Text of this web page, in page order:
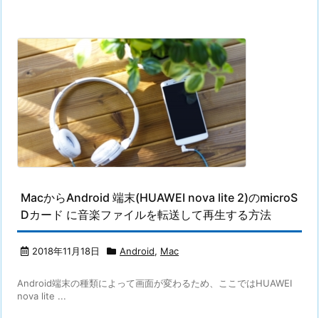
MacからAndroid 端末(HUAWEI nova lite 2)のmicroS
Dカード に音楽ファイルを転送して再生する方法
2018年11月18日 Android, Mac
Android端末の種類によって画面が変わるため、ここではHUAWEI
nova lite ...